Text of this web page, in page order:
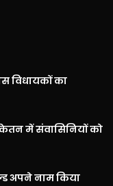
विधायकों का
में संवासिनियों को
अपने नाम किया